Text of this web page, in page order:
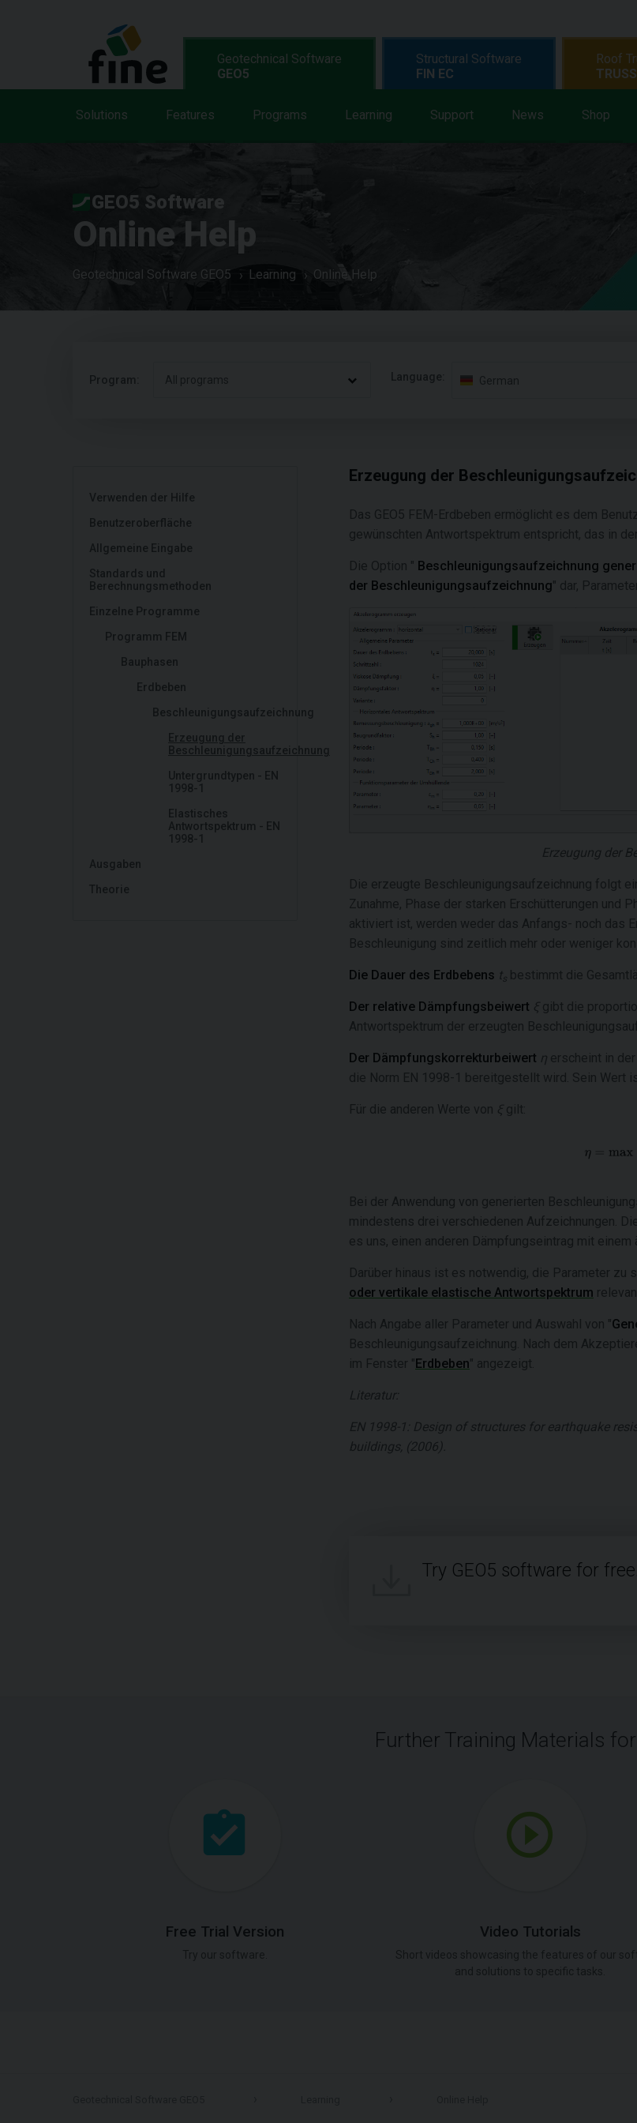
Geotechnical Software
GEO5
Solutions Features Programs Learning Support News Shop
Structural Software
FIN EC
Roof
GEO5 Software
Online Help
Geotechnical Software GEO5 Learning Online Help
Program: All programs Language: German
Verwenden der Hilfe
Benutzeroberfläche
Allgemeine Eingabe
Standards und
Berechnungsmethoden
Einzelne Programme
Programm FEM
Bauphasen
Erdbeben
Beschleunigungsaufzeichnung
Erzeugung der
Beschleunigungsaufzeichnung
Untergrundtypen - EN
1998-1
Elastisches
Antwortspektrum - EN
1998-1
Ausgaben
Theorie
Erzeugung der
Das GEO5 FEM-Erdbeben ermöglicht es dem
gewünschten Antwortspektrum entspricht, das in
Die Option " Beschleunigungsaufzeichnung
der Beschleunigungsaufzeichnung" dar,
Erzeugung der
Die erzeugte Beschleunigungsaufzeichnung folgt
Zunahme, Phase der starken Erschütterungen und
aktiviert ist, werden weder das Anfangs- noch das
Beschleunigung sind zeitlich mehr oder weniger
Die Dauer des Erdbebens ts bestimmt die
Der relative Dämpfungsbeiwert ξ gibt die
Antwortspektrum der erzeugten
Der Dämpfungskorrekturbeiwert η erscheint in
die Norm EN 1998-1 bereitgestellt wird. Sein Wert
Für die anderen Werte von ξ gilt:
Bei der Anwendung von generierten
mindestens drei verschiedenen Aufzeichnungen.
es uns, einen anderen Dämpfungseintrag mit
Darüber hinaus ist es notwendig, die Parameter
oder vertikale elastische Antwortspektrum
Nach Angabe aller Parameter und Auswahl von "
Beschleunigungsaufzeichnung. Nach dem
im Fenster " Erdbeben" angezeigt.
Literatur:
EN 1998-1: Design of structures for earthquake
buildings, (2006).
Try GEO5 software for free.
Further Training Materials for
Free Trial Version Video Tutorials